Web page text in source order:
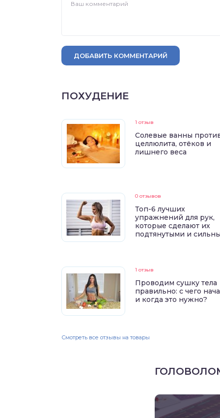
ДОБАВИТЬ КОММЕНТАРИЙ
ПОХУДЕНИЕ
1 отзыв
Солевые ванны
целлюлита, отёков и
лишнего веса
0 отзывов
Топ-6 лучших
упражнений для рук,
которые сделают их
подтянутыми и
1 отзыв
Проводим сушку тела
правильно: с чего
и когда это нужно?
Смотреть все отзывы на товары